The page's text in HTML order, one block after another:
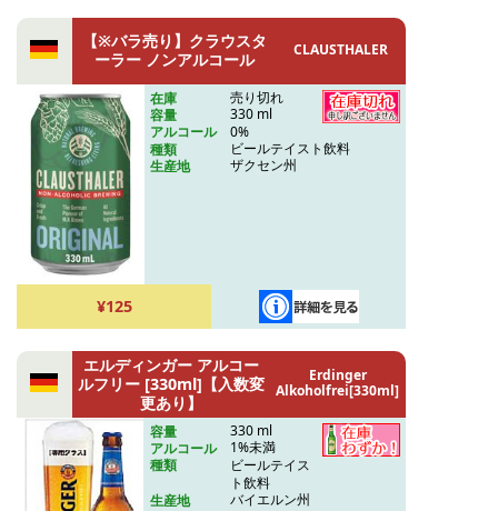
【※バラ売り】クラウスタ
ーラー ノンアルコール
CLAUSTHALER
在庫
売り切れ
容量
330 ml
アルコール
0%
種類
ビールテイスト飲料
生産地
ザクセン州
¥125
エルディンガー アルコー
ルフリー [330ml]【入数変
更あり】
Erdinger
Alkoholfrei[330ml]
容量
330 ml
アルコール
1%未満
種類
ビールテイス
ト飲料
生産地
バイエルン州